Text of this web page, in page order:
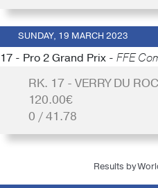
SUNDAY, 19 MARCH 2023
17 - Pro 2 Grand Prix - FFE
RK. 17 - VERRY DU ROC
120.00€
0 / 41.78
Results by